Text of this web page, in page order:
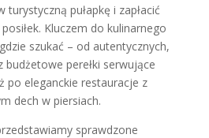
turystyczną pułapkę i zapłacić
Kluczem do kulinarnego
szukać – od autentycznych,
perełki serwujące
po eleganckie restauracje z
dech w piersiach.
sprawdzone